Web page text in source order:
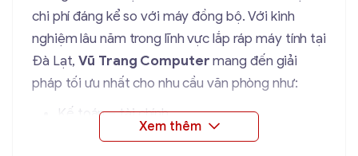
chi phí đáng kể so với máy đồng bộ. Với kinh
nghiệm lâu năm trong lĩnh vực lắp ráp máy tính tại
Đà Lạt,Vũ Trang Computermang đến giải
pháp tối ưu nhất cho nhu cầu văn phòng như:
Kế toán – tài chính
Soạn thảo văn bản, xử lý Excel